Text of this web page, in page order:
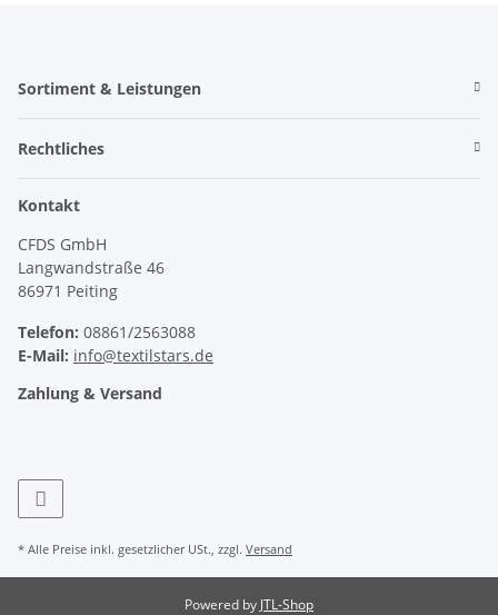
Sortiment & Leistungen
Rechtliches
Kontakt
CFDS GmbH
Langwandstraße 46
86971 Peiting
Telefon: 08861/2563088
E-Mail: info@textilstars.de
Zahlung & Versand
* Alle Preise inkl. gesetzlicher USt., zzgl. Versand
Powered by JTL-Shop